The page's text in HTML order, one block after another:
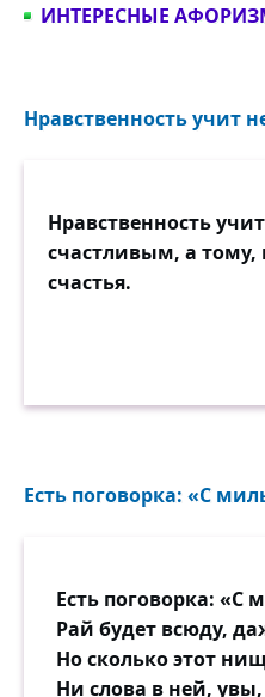
ИНТЕРЕСНЫЕ
Нравственность учит
Нравственность
счастливым, а тому,
счастья.
Есть поговорка: «С
Есть поговорка:
Рай будет всюду,
Но сколько этот
Ни слова в ней, увы,